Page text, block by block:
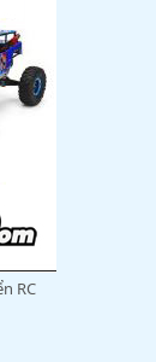
RC